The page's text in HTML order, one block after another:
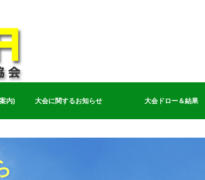
内) 大会に関するお知らせ 大会ドロー＆結果